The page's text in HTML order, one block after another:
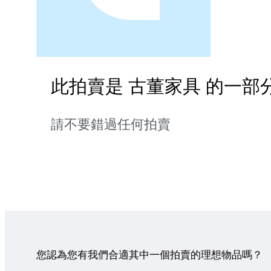
此拍賣是 古董家具 的一部
請不要錯過任何拍賣
您認為您有我們合適其中一個拍賣的理想物品嗎？